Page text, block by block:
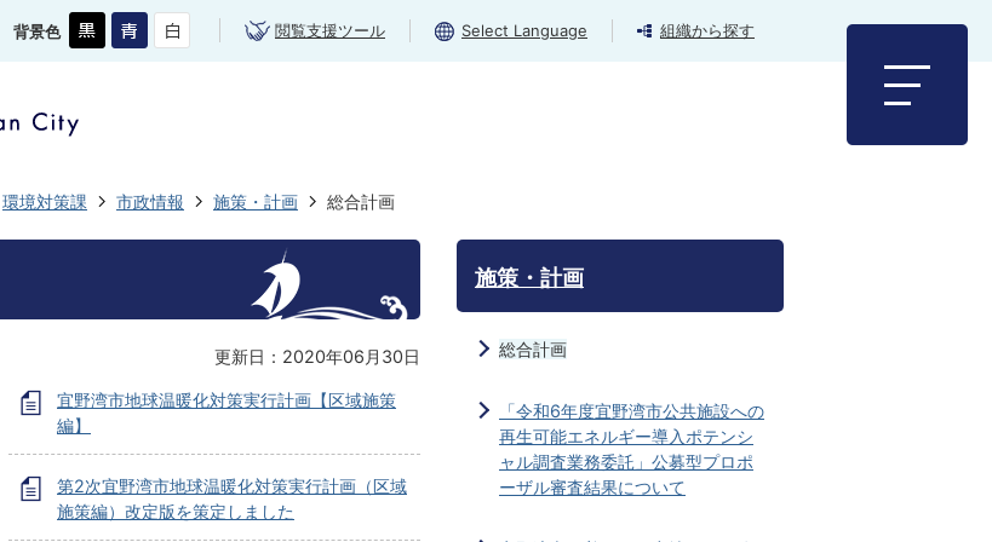
背景色 閲覧支援ツール Select Language 組織から探す
環境対策課 市政情報 施策・計画 総合計画
更新日：2020年06月30日
宜野湾市地球温暖化対策実行計画【区域施策
編】
第2次宜野湾市地球温暖化対策実行計画（区域
施策編）改定版を策定しました
施策・計画
総合計画
「令和6年度宜野湾市公共施設への
再生可能エネルギー導入ポテンシ
ャル調査業務委託」公募型プロポ
ーザル審査結果について